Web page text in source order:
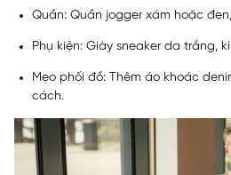
Quần: Quần jogger xám hoặc
Phụ kiện: Giày sneaker da trắng,
Mẹo phối đồ: Thêm áo khoác
cách.